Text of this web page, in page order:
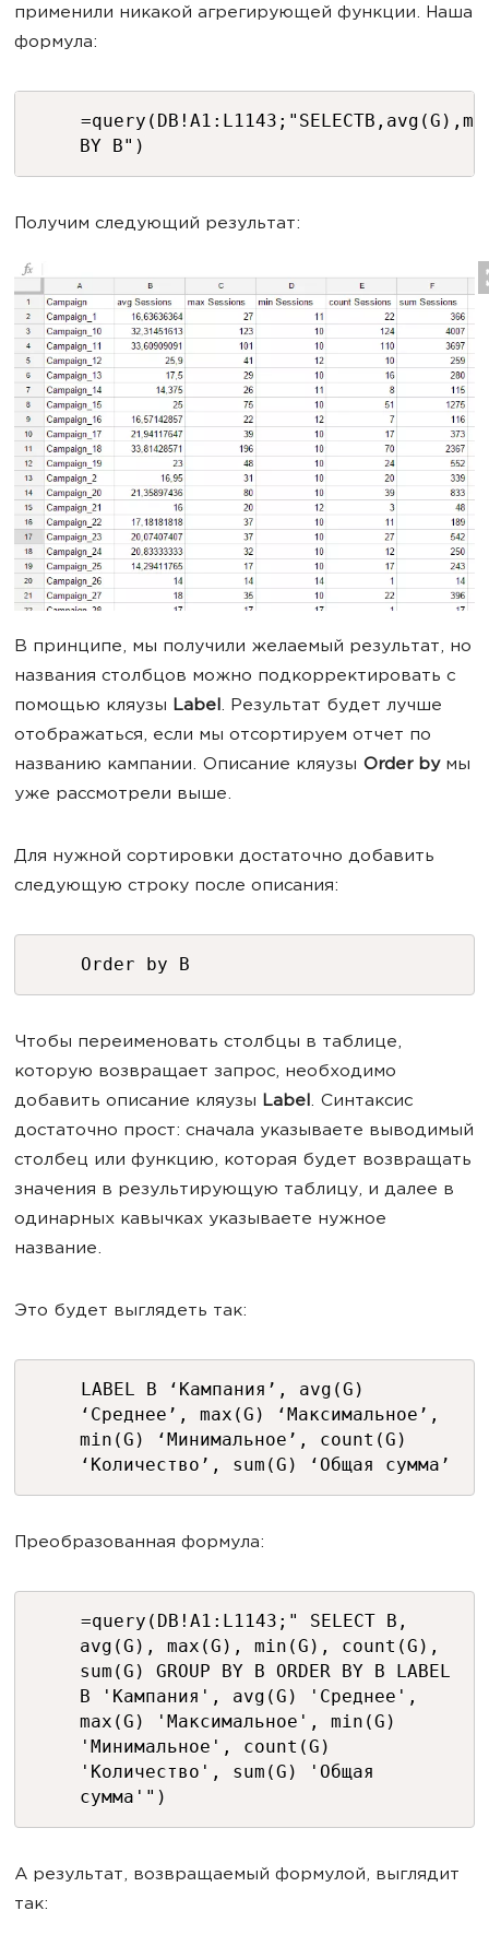
применили никакой агрегирующей функции. Наша
формула:
BY B")
Получим следующий результат:
В принципе, мы получили желаемый результат, но
названия столбцов можно подкорректировать с
помощью кляузы Label. Результат будет лучше
отображаться, если мы отсортируем отчет по
названию кампании. Описание кляузы Order byмы
уже рассмотрели выше.
Для нужной сортировки достаточно добавить
следующую строку после описания:
Order by B
Чтобы переименовать столбцы в таблице,
которую возвращает запрос, необходимо
добавить описание кляузы Label. Синтаксис
достаточно прост: сначала указываете выводимый
столбец или функцию, которая будет возвращать
значения в результирующую таблицу, и далее в
одинарных кавычках указываете нужное
название.
Это будет выглядеть так:
LABEL B ‘Кампания’, avg(G)
‘Среднее’, max(G) ‘Максимальное’,
min(G) ‘Минимальное’, count(G)
‘Количество’, sum(G) ‘Общая сумма’
Преобразованная формула:
=query(DB!A1:L1143;" SELECT B,
avg(G), max(G), min(G), count(G),
sum(G) GROUP BY B ORDER BY B LABEL
B 'Кампания', avg(G) 'Среднее',
max(G) 'Максимальное', min(G)
'Минимальное', count(G)
'Количество', sum(G) 'Общая
сумма'")
А результат, возвращаемый формулой, выглядит
так: